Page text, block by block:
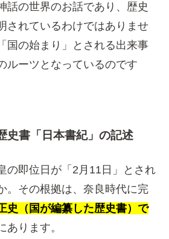
話の世界のお話であり、歴史
されているわけではありませ
国の始まり」とされる出来事
ルーツとなっているのです
史書「日本書紀」の記述
の即位日が「2月11日」とされ
。その根拠は、奈良時代に完
史（国が編纂した歴史書）で
あります。